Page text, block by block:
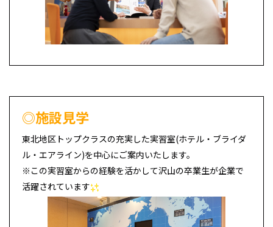
◎施設見学
東北地区トップクラスの充実した実習室(ホテル・ブライダ
ル・エアライン)を中心にご案内いたします。
※この実習室からの経験を活かして沢山の卒業生が企業で
活躍されています